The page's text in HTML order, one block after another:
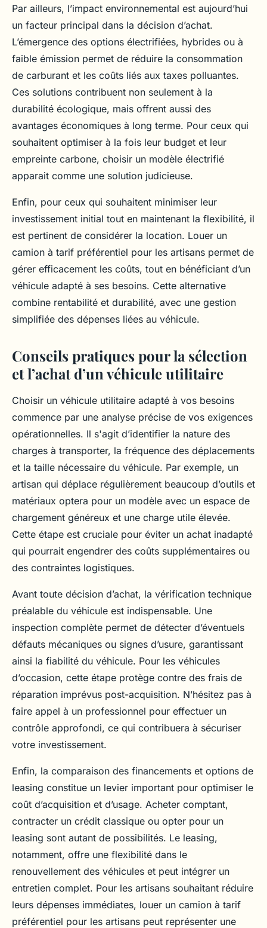
Par ailleurs, l’impact environnemental est aujourd’hui
un facteur principal dans la décision d’achat.
L’émergence des options électrifiées, hybrides ou à
faible émission permet de réduire la consommation
de carburant et les coûts liés aux taxes polluantes.
Ces solutions contribuent non seulement à la
durabilité écologique, mais offrent aussi des
avantages économiques à long terme. Pour ceux qui
souhaitent optimiser à la fois leur budget et leur
empreinte carbone, choisir un modèle électrifié
apparait comme une solution judicieuse.
Enfin, pour ceux qui souhaitent minimiser leur
investissement initial tout en maintenant la flexibilité, il
est pertinent de considérer la location. Louer un
camion à tarif préférentiel pour les artisans permet de
gérer efficacement les coûts, tout en bénéficiant d’un
véhicule adapté à ses besoins. Cette alternative
combine rentabilité et durabilité, avec une gestion
simplifiée des dépenses liées au véhicule.
Conseils pratiques pour la sélection
et l’achat d’un véhicule utilitaire
Choisir un véhicule utilitaire adapté à vos besoins
commence par une analyse précise de vos exigences
opérationnelles. Il s'agit d’identifier la nature des
charges à transporter, la fréquence des déplacements
et la taille nécessaire du véhicule. Par exemple, un
artisan qui déplace régulièrement beaucoup d’outils et
matériaux optera pour un modèle avec un espace de
chargement généreux et une charge utile élevée.
Cette étape est cruciale pour éviter un achat inadapté
qui pourrait engendrer des coûts supplémentaires ou
des contraintes logistiques.
Avant toute décision d’achat, la vérification technique
préalable du véhicule est indispensable. Une
inspection complète permet de détecter d’éventuels
défauts mécaniques ou signes d’usure, garantissant
ainsi la fiabilité du véhicule. Pour les véhicules
d’occasion, cette étape protège contre des frais de
réparation imprévus post-acquisition. N’hésitez pas à
faire appel à un professionnel pour effectuer un
contrôle approfondi, ce qui contribuera à sécuriser
votre investissement.
Enfin, la comparaison des financements et options de
leasing constitue un levier important pour optimiser le
coût d’acquisition et d’usage. Acheter comptant,
contracter un crédit classique ou opter pour un
leasing sont autant de possibilités. Le leasing,
notamment, offre une flexibilité dans le
renouvellement des véhicules et peut intégrer un
entretien complet. Pour les artisans souhaitant réduire
leurs dépenses immédiates, louer un camion à tarif
préférentiel pour les artisans peut représenter une